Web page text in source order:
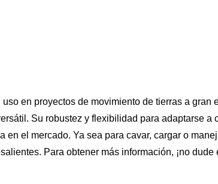
en proyectos de movimiento de tierras a
Su robustez y flexibilidad para adaptarse
el mercado. Ya sea para cavar, cargar o
Para obtener más información, ¡no dude